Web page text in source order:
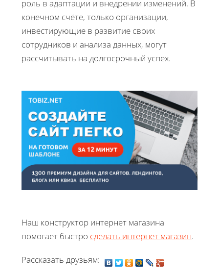
роль в адаптации и внедрении изменений. В
конечном счёте, только организации,
инвестирующие в развитие своих
сотрудников и анализа данных, могут
рассчитывать на долгосрочный успех.
Наш конструктор интернет магазина
помогает быстро сделать интернет магазин.
Рассказать друзьям: